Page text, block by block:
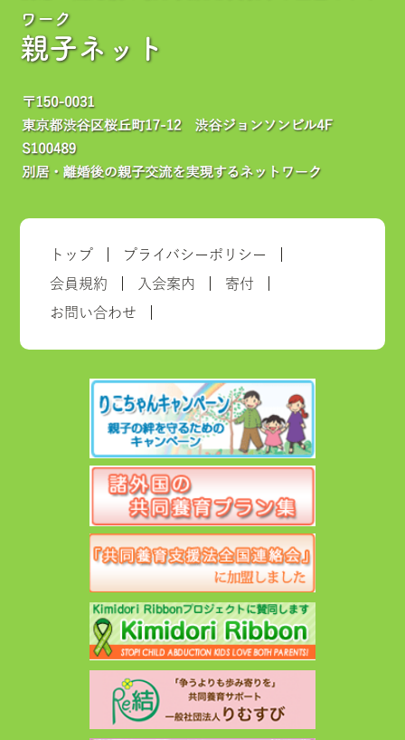
ワーク
親子ネット
トップ プライバシーポリシー
会員規約 入会案内 寄付
お問い合わせ